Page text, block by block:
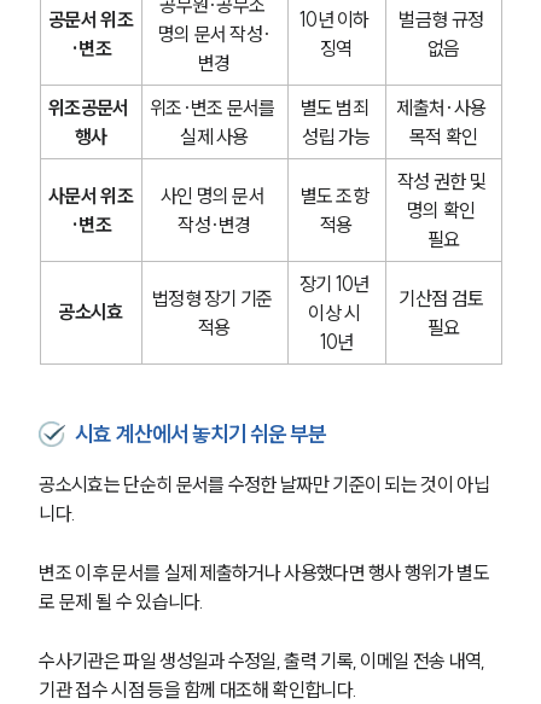
공문서 위조
·변조
공무원·공무소
명의 문서 작성·
변경
10년 이하
징역
벌금형 규정
없음
위조공문서
행사
위조·변조 문서를
실제 사용
별도 범죄
성립 가능
제출처·사용
목적 확인
사문서 위조
·변조
사인 명의 문서
작성·변경
별도 조항
적용
작성 권한 및
명의 확인
필요
공소시효
법정형 장기 기준
적용
장기 10년
이상 시
10년
기산점 검토
필요
시효 계산에서 놓치기 쉬운 부분
공소시효는 단순히 문서를 수정한 날짜만 기준이 되는 것이 아닙
니다.
변조 이후 문서를 실제 제출하거나 사용했다면 행사 행위가 별도
로 문제 될 수 있습니다.
수사기관은 파일 생성일과 수정일, 출력 기록, 이메일 전송 내역,
기관 접수 시점 등을 함께 대조해 확인합니다.